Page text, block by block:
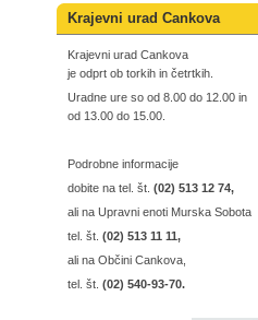
Krajevni urad Cankova
Krajevni urad Cankova
je odprt ob torkih in četrtkih.
Uradne ure so od 8.00 do 12.00 in
od 13.00 do 15.00.
Podrobne informacije
dobite na tel. št. (02) 513 12 74,
ali na Upravni enoti Murska Sobota
tel. št. (02) 513 11 11,
ali na Občini Cankova,
tel. št. (02) 540-93-70.